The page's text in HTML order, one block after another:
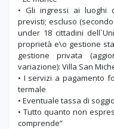
• Gli ingressi ai luoghi
previsti; escluso
under 18 cittadini
proprietà e\o gestione
gestione privata
variazione): Villa San
• I servizi a pagamento
termale
• Eventuale tassa di
• Tutto quanto non
comprende”